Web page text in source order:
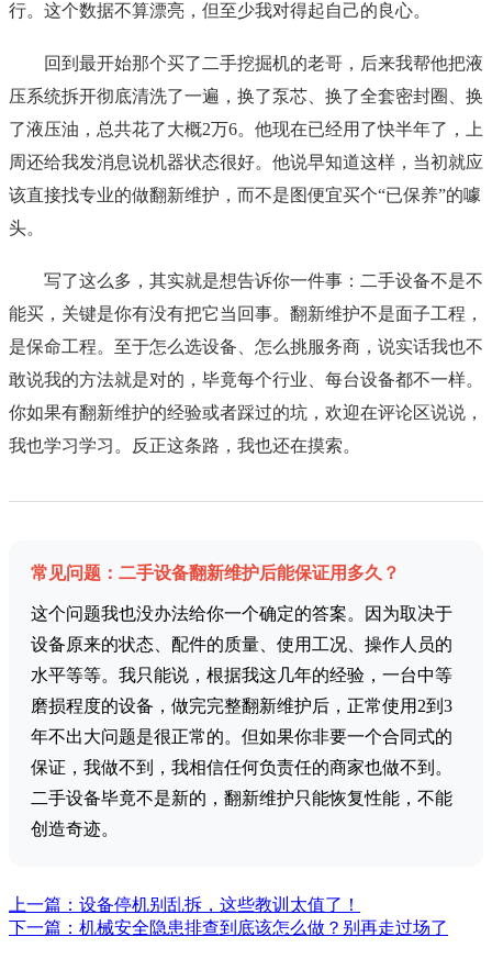
行。这个数据不算漂亮，但至少我对得起自己的良心。
回到最开始那个买了二手挖掘机的老哥，后来我帮他把液
压系统拆开彻底清洗了一遍，换了泵芯、换了全套密封圈、换
了液压油，总共花了大概2万6。他现在已经用了快半年了，上
周还给我发消息说机器状态很好。他说早知道这样，当初就应
该直接找专业的做翻新维护，而不是图便宜买个“已保养”的噱
头。
写了这么多，其实就是想告诉你一件事：二手设备不是不
能买，关键是你有没有把它当回事。翻新维护不是面子工程，
是保命工程。至于怎么选设备、怎么挑服务商，说实话我也不
敢说我的方法就是对的，毕竟每个行业、每台设备都不一样。
你如果有翻新维护的经验或者踩过的坑，欢迎在评论区说说，
我也学习学习。反正这条路，我也还在摸索。
常见问题：二手设备翻新维护后能保证用多久？
这个问题我也没办法给你一个确定的答案。因为取决于
设备原来的状态、配件的质量、使用工况、操作人员的
水平等等。我只能说，根据我这几年的经验，一台中等
磨损程度的设备，做完完整翻新维护后，正常使用2到3
年不出大问题是很正常的。但如果你非要一个合同式的
保证，我做不到，我相信任何负责任的商家也做不到。
二手设备毕竟不是新的，翻新维护只能恢复性能，不能
创造奇迹。
上一篇：设备停机别乱拆，这些教训太值了！
下一篇：机械安全隐患排查到底该怎么做？别再走过场了